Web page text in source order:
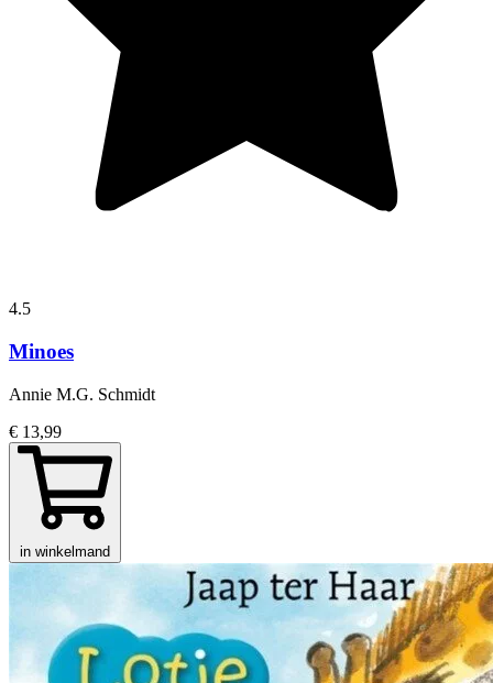
4.5
Minoes
Annie M.G. Schmidt
€ 13,99
in winkelmand